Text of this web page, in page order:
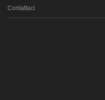
Contattaci